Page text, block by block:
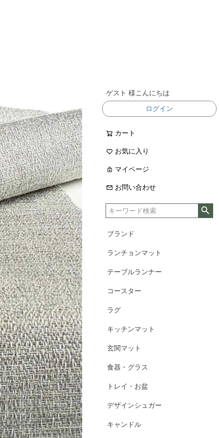
ゲスト 様こんにちは
ログイン
カート
お気に入り
マイページ
お問い合わせ
ブランド
ランチョンマット
テーブルランナー
コースター
ラグ
キッチンマット
玄関マット
食器・グラス
トレイ・お盆
デザインシュガー
キャンドル